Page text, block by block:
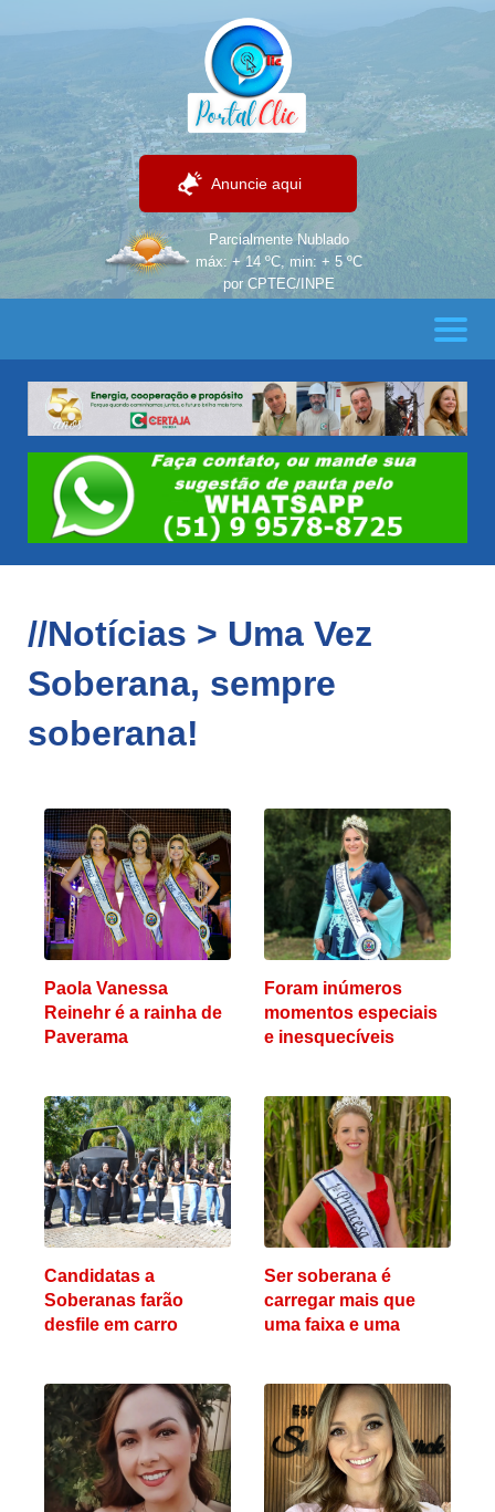
Anuncie aqui
Parcialmente Nublado
máx: + 14 ºC, min: + 5 ºC
por CPTEC/INPE
//Notícias > Uma Vez
Soberana, sempre
soberana!
Paola Vanessa
Reinehr é a rainha de
Paverama
Foram inúmeros
momentos especiais
e inesquecíveis
Candidatas a
Soberanas farão
desfile em carro
Ser soberana é
carregar mais que
uma faixa e uma